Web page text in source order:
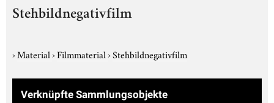
Stehbildnegativfilm
›Material›Filmmaterial›Stehbildnegativfilm
Verknüpfte Sammlungsobjekte